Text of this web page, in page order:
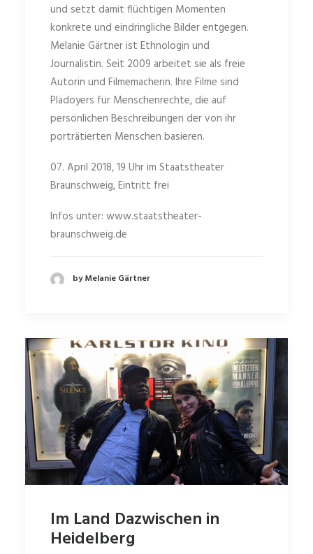
und setzt damit flüchtigen Momenten
konkrete und eindringliche Bilder entgegen.
Melanie Gärtner ist Ethnologin und
Journalistin. Seit 2009 arbeitet sie als freie
Autorin und Filmemacherin. Ihre Filme sind
Plädoyers für Menschenrechte, die auf
persönlichen Beschreibungen der von ihr
porträtierten Menschen basieren.
07. April 2018, 19 Uhr im Staatstheater
Braunschweig, Eintritt frei
Infos unter: www.staatstheater-
braunschweig.de
by Melanie Gärtner
Im Land Dazwischen in
Heidelberg